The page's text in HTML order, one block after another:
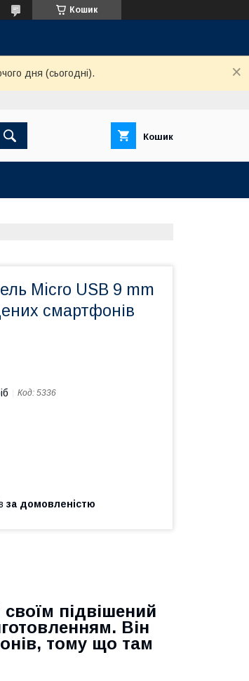
Кошик
дня (сьогодні).
Кошик
Micro USB 9 mm
смартфонів
Код: 5336
за домовленістю
підвішений
Він
тому що там